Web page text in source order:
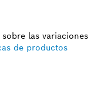
las variaciones
de productos